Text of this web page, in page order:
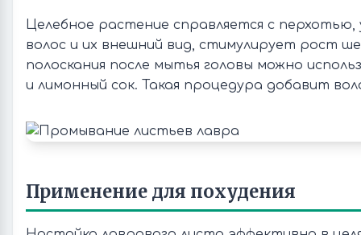
Целебное растение справляется с
волос и их внешний вид, стимулирует рост
полоскания после мытья головы можно
и лимонный сок. Такая процедура добавит
Применение для похудения